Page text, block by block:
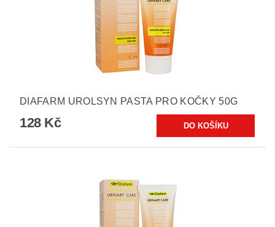
DIAFARM UROLSYN PASTA PRO KOČKY 50G
128 Kč